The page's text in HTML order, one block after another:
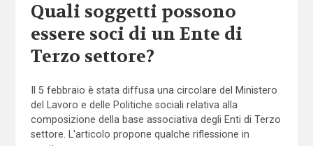
Quali soggetti possono
essere soci di un Ente di
Terzo settore?
Il 5 febbraio è stata diffusa una circolare del Ministero
del Lavoro e delle Politiche sociali relativa alla
composizione della base associativa degli Enti di Terzo
settore. L'articolo propone qualche riflessione in